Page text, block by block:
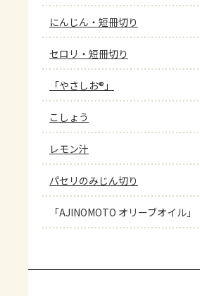
にんじん・短冊切り
セロリ・短冊切り
「やさしお®」
こしょう
レモン汁
パセリのみじん切り
「AJINOMOTO オリーブオイル」